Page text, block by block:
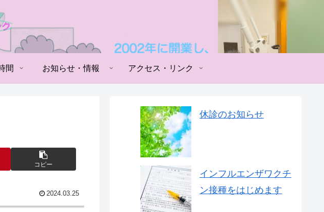
間 お知らせ・情報 アクセス・リンク
コピー
2024.03.25
休診のお知らせ
インフルエンザワクチ
ン接種をはじめます